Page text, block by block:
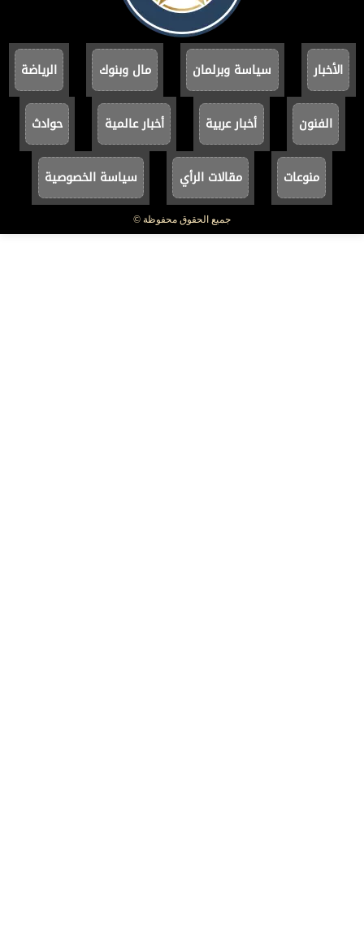
الأخبار سياسة وبرلمان مال وبنوك الرياضة
الفنون أخبار عربية أخبار عالمية حوادث
منوعات مقالات الرأي سياسة الخصوصية
جميع الحقوق محفوظة ©